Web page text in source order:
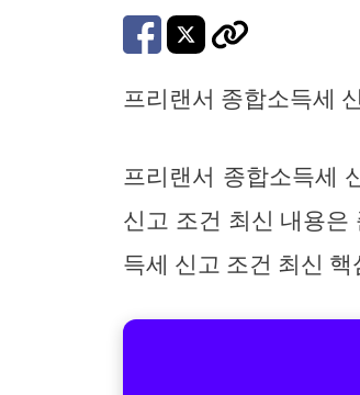
프리랜서 종합소득세
프리랜서 종합소득세
신고 조건 최신 내용
득세 신고 조건 최신